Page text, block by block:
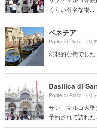
くらい有名な場...
ベネチア
Ponte di Rialto （リ
幻想的な街でした
Basilica di
Ponte di Rialto （リ
サン・マルコ大
予約されて訪れた